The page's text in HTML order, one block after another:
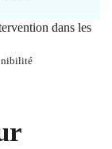
dans les